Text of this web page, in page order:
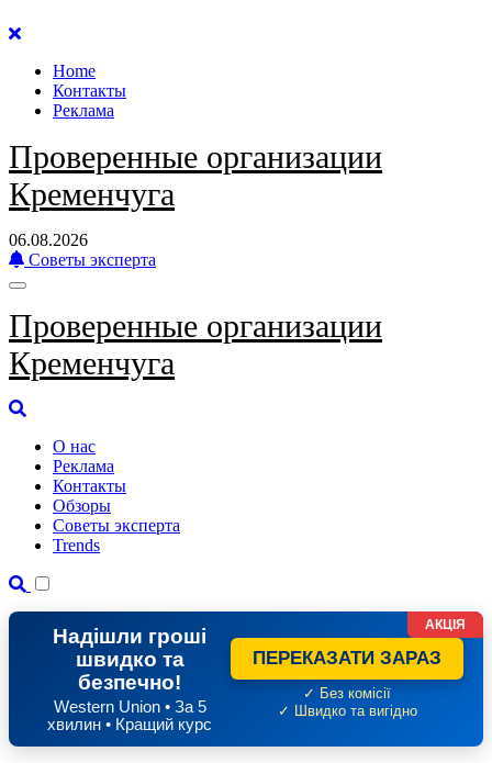
Перейти
содержанию
Home
Контакты
Реклама
Проверенные организации
Кременчуга
06.08.2026
Советы эксперта
Проверенные организации
Кременчуга
О нас
Реклама
Контакты
Обзоры
Советы эксперта
Trends
Надішли гроші
швидко та
безпечно!
Western Union • За 5
хвилин • Кращий курс
ПЕРЕКАЗАТИ ЗАРАЗ
✓ Без комісії
✓ Швидко та вигідно
АКЦІЯ